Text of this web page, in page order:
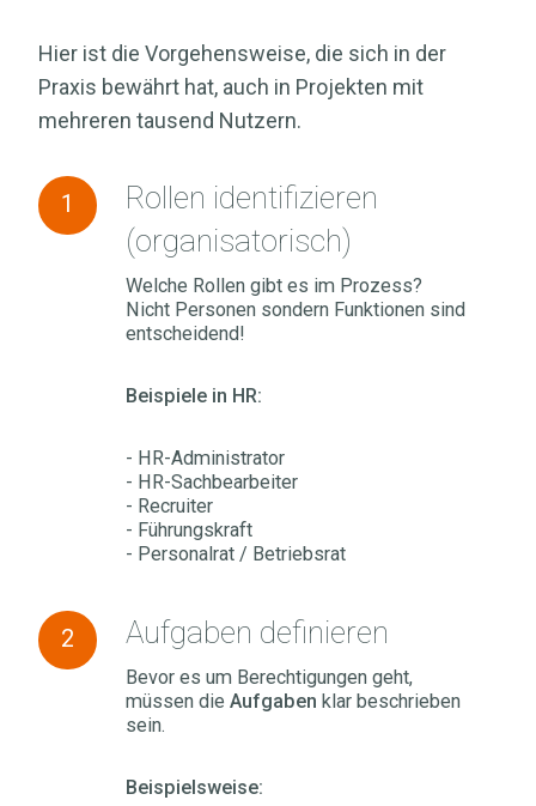
Hier ist die Vorgehensweise, die sich in der
Praxis bewährt hat, auch in Projekten mit
mehreren tausend Nutzern.
1
Rollen identifizieren
(organisatorisch)
Welche Rollen gibt es im Prozess?
Nicht Personen sondern Funktionen sind
entscheidend!
Beispiele in HR:
- HR-Administrator
- HR-Sachbearbeiter
- Recruiter
- Führungskraft
- Personalrat / Betriebsrat
Rollen
identifizieren
(organisatorisch)
2 Aufgaben definieren
Bevor es um Berechtigungen geht,
müssen dieAufgaben klar beschrieben
sein.
Beispielsweise:
Aufgaben
definieren